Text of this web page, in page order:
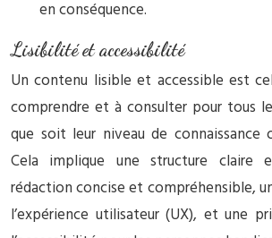
en conséquence.
Lisibilité et accessibilité
Un contenu lisible et accessible est
comprendre et à consulter pour tous
que soit leur niveau de connaissance
Cela implique une structure claire
rédaction concise et compréhensible,
l’expérience utilisateur (UX), et une